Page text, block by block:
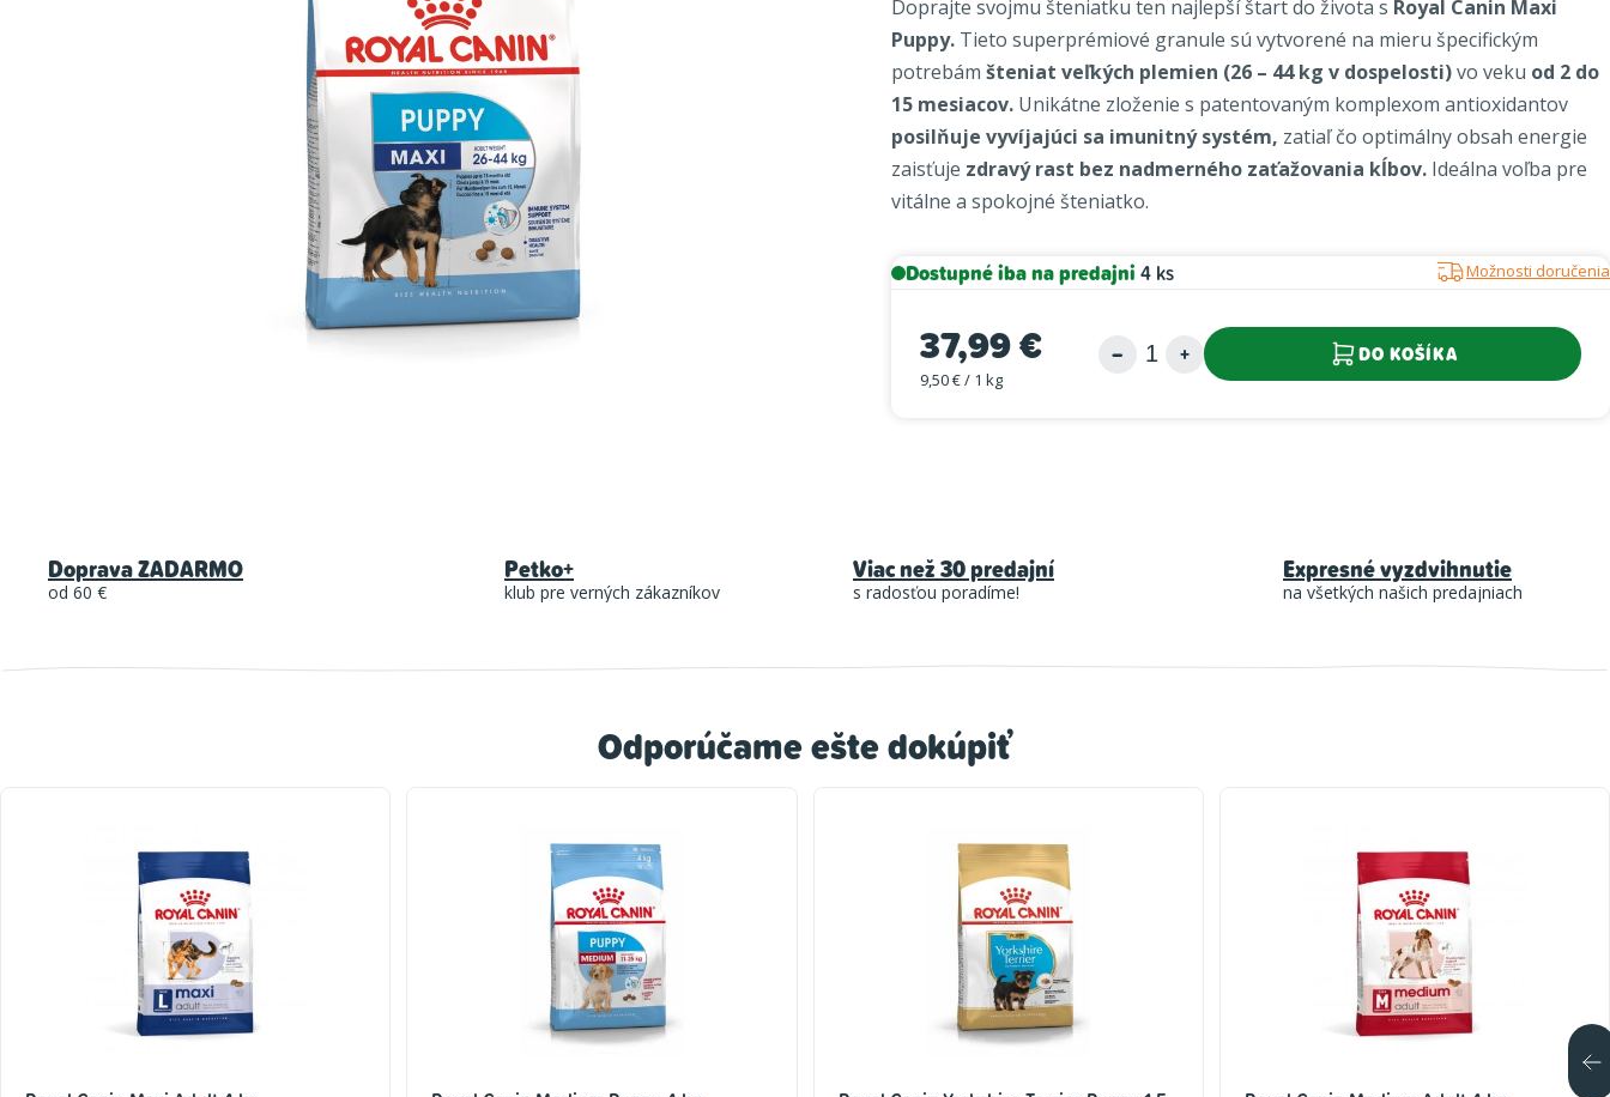
je
0,0
z
5
hviezdičiek.
Doprajte svojmu šteniatku ten najlepší štart do života s Royal Canin Maxi
Puppy. Tieto superprémiové granule sú vytvorené na mieru špecifickým
potrebám šteniat veľkých plemien (26 – 44 kg v dospelosti)vo veku od 2 do
15 mesiacov. Unikátne zloženie s patentovaným komplexom antioxidantov
posilňuje vyvíjajúci sa imunitný systém, zatiaľ čo optimálny obsah energie
zaisťuje zdravý rast bez nadmerného zaťažovania kĺbov. Ideálna voľba pre
vitálne a spokojné šteniatko.
Dostupné iba na predajni 4 ks Možnosti doručenia
37,99 €
Jednotková cena:
9,50 € / 1 kg
DO KOŠÍKA
Odporúčame ešte dokúpiť
Doprava ZADARMO
od 60 €
Petko+
klub pre verných zákazníkov
Viac než 30 predajní
s radosťou poradíme!
Expresné vyzdvihnutie
na všetkých našich predajniach